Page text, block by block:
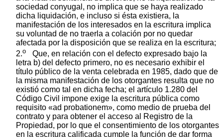
sociedad conyugal, no implica que se haya realizado
dicha liquidación, e incluso si ésta existiera, la
manifestación de los interesados en la escritura implica
su voluntad de no traerla a colación por no quedar
afectada por la disposición que se realiza en la escritura;
2.o Que, en relación con el defecto expresado bajo la
letra b) del defecto primero, no es necesario exhibir el
título público de la venta celebrada en 1985, dado que de
la misma manifestación de los otorgantes resulta que no
existió como tal en dicha fecha; el artículo 1.280 del
Código Civil impone exige la escritura pública como
requisito «ad probationem», como medio de prueba del
contrato y para obtener el acceso al Registro de la
Propiedad, por lo que el consentimiento de los otorgantes
en la escritura calificada cumple la función de dar forma